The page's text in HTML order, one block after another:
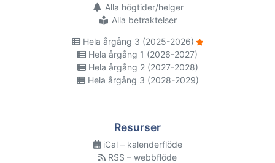
Alla högtider/helger
Alla betraktelser
Hela årgång 3 (2025-2026)
Hela årgång 1 (2026-2027)
Hela årgång 2 (2027-2028)
Hela årgång 3 (2028-2029)
Resurser
iCal – kalenderflöde
RSS – webbflöde